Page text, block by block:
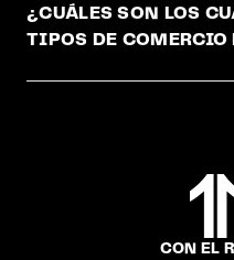
¿CUÁLES SON LOS
TIPOS DE COMERCIO
CON EL